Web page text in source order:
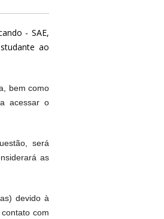
- SAE,
ao
bem como
acessar o
será
as
devido à
com